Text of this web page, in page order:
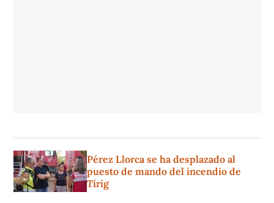
Pérez Llorca se ha desplazado al
puesto de mando del incendio de
Tírig